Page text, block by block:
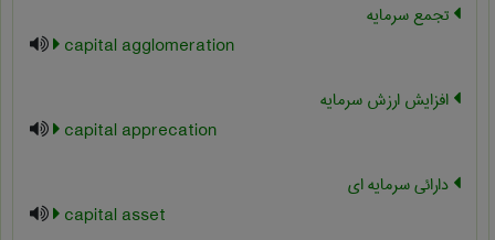
تجمع سرمایه
capital agglomeration
افزایش ارزش سرمایه
capital apprecation
دارائی سرمایه ای
capital asset